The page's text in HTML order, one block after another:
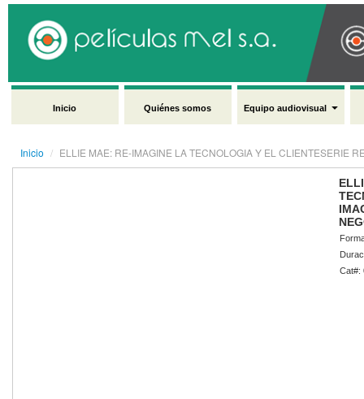
Inicio Quiénes somos Equipo audiovisual
Inicio / ELLIE MAE: RE-IMAGINE LA TECNOLOGIA Y EL CLIENTESERIE
Cat#: